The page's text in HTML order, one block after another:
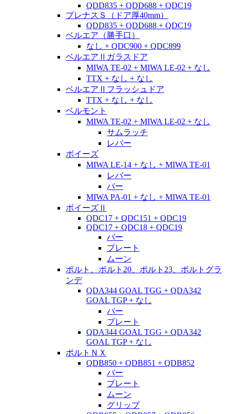
QDD835 + QDD688 + QDC19
プレナスＳ（ドア厚40mm）
QDD835 + QDD688 + QDC19
ベルエア（勝手口）
なし + QDC900 + QDC899
ベルエアⅡガラスドア
MIWA TE-02 + MIWA LE-02 + なし
TTX + なし + なし
ベルエアⅡフラッシュドア
TTX + なし + なし
ベルモント
MIWA TE-02 + MIWA LE-02 + なし
サムラッチ
レバー
ボイーズ
MIWA LE-14 + なし + MIWA TE-01
レバー
バー
MIWA PA-01 + なし + MIWA TE-01
ボイーズⅡ
QDC17 + QDC151 + QDC19
QDC17 + QDC18 + QDC19
バー
プレート
ムーン
ポルト、ポルト20、ポルト23、ポルトグラ
ンデ
QDA344 GOAL TGG + QDA342
GOAL TGP + なし
バー
プレート
QDA344 GOAL TGG + QDA342
GOAL TGP + なし
ポルトＮＸ
QDB850 + QDB851 + QDB852
バー
プレート
ムーン
グリップ